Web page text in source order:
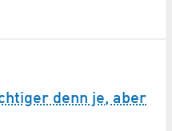
denn je, aber